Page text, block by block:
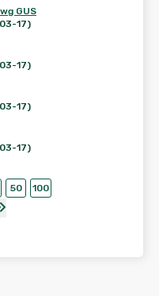
GUS
17)
17)
17)
17)
50
100